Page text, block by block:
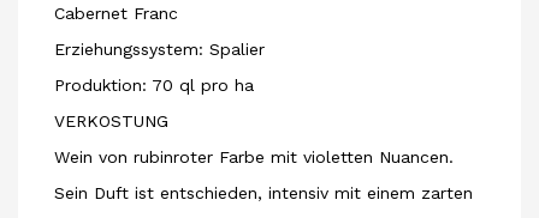
Cabernet Franc
Erziehungssystem: Spalier
Produktion: 70 ql pro ha
VERKOSTUNG
Wein von rubinroter Farbe mit violetten Nuancen.
Sein Duft ist entschieden, intensiv mit einem zarten